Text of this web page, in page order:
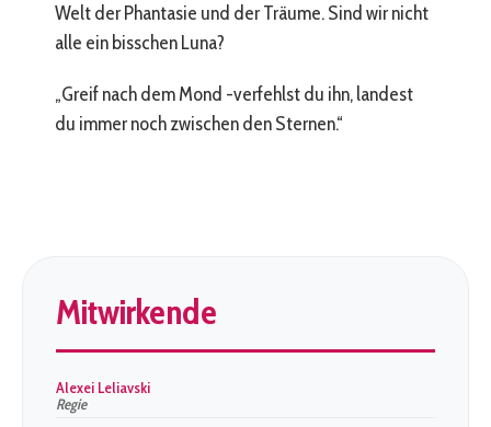
Welt der Phantasie und der Träume. Sind wir nicht
alle ein bisschen Luna?
„Greif nach dem Mond -verfehlst du ihn, landest
du immer noch zwischen den Sternen.“
Mitwirkende
Alexei Leliavski
Regie